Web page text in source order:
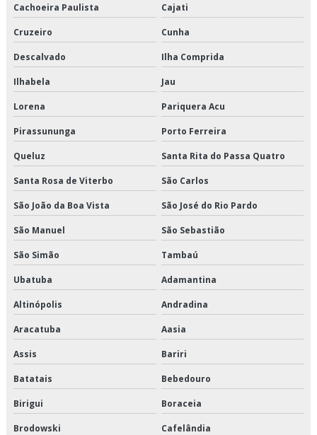
Transportadora de carga refrigerada
Transportadora de carga refrigerada sp
Transportadora de cargas fracionadas
Transportadora de produtos alimentícios
Transportadora de produtos congelados
Transportadora fracionado
Transportadora fracionado são paulo
Transportadora fracionado sp
Transporte cross docking
Transporte de alimentos
Transporte de alimentos congelados
Transporte de alimentos perecíveis
Transporte de alimentos perecíveis em sp
Cachoeira Paulista Cajati
Cruzeiro Cunha
Descalvado Ilha Comprida
Ilhabela Jau
Lorena Pariquera Acu
Pirassununga Porto Ferreira
Queluz Santa Rita do Passa Quatro
Santa Rosa de Viterbo São Carlos
São João da Boa Vista São José do Rio Pardo
São Manuel São Sebastião
São Simão Tambaú
Ubatuba Adamantina
Altinópolis Andradina
Aracatuba Aasia
Assis Bariri
Batatais Bebedouro
Birigui Boraceia
Brodowski Cafelândia